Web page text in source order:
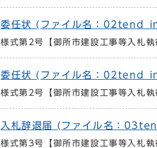
委任状 (ファイル名：
様式第2号【御所市建設工事等入札執
委任状 (ファイル名：
様式第2号【御所市建設工事等入札執
入札辞退届 (ファイル名：
様式第3号【御所市建設工事等入札執